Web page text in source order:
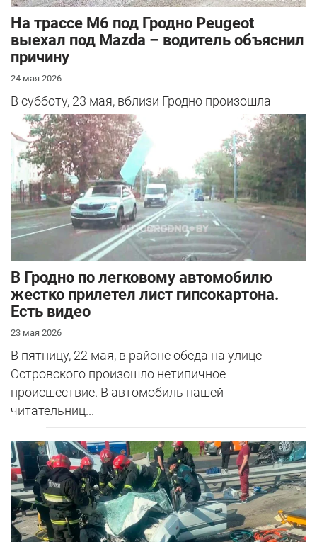
На трассе М6 под Гродно Peugeot
выехал под Mazda – водитель объяснил
причину
24 мая 2026
В субботу, 23 мая, вблизи Гродно произошла
серьезная авария – столкнулись Mazda и
Peugeot. Читатель АвтоГродно поделился...
В Гродно по легковому автомобилю
жестко прилетел лист гипсокартона.
Есть видео
23 мая 2026
В пятницу, 22 мая, в районе обеда на улице
Островского произошло нетипичное
происшествие. В автомобиль нашей
читательниц...